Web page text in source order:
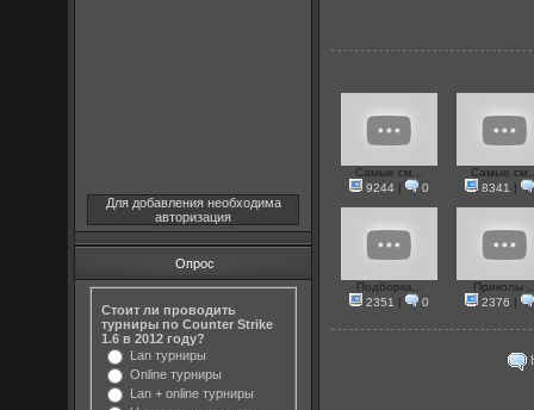
Для добавления необходима
авторизация
Опрос
Стоит ли проводить
турниры по Counter Strike
1.6 в 2012 году?
Lan турниры
Online турниры
Lan + online турниры
Самые см...
9244 | 0
Самые
8341 |
Подборка...
2351 | 0
Приколы
2376 |